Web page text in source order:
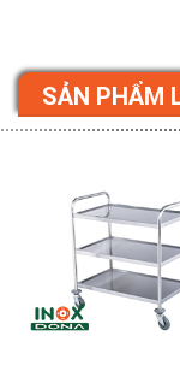
SẢN PHẨM